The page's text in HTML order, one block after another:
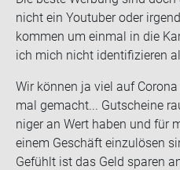
nicht ein You­tuber oder
kom­men um ein­mal in die
ich mich nicht iden­ti­fi­zie­ren
Wir kön­nen ja viel auf
mal ge­macht... Gut­schei­ne
ni­ger an Wert haben und für
einem Ge­schäft ein­zu­lö­sen
Ge­fühlt ist das Geld spa­ren